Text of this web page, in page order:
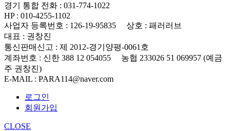
경기 통합 전화 : 031-774-1022
HP: 010-4255-1102
사업자 등록번호 : 126-19-95835 상호 : 패러러브
대표 : 권창진
통신판매신고 : 제 2012-경기양평-0061호
계좌번호 : 신한 388 12 054055 농협 233026 51 069957 (예금
주 권창진)
E-MAIL : PARA114@naver.com
로그인
회원가입
CLOSE